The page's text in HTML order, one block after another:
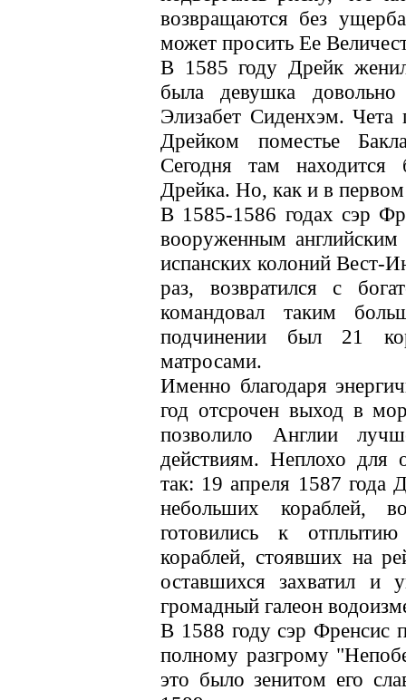
возвращаются без
может просить Ее
В 1585 году Дрейк
была девушка
Элизабет Сиденхэм. Чета
Дрейком поместье
Сегодня там
Дрейка. Но, как и в
В 1585-1586 годах сэр
вооруженным
испанских колоний Вест-
раз, возвратился с
командовал таким
подчинении был 21
матросами.
Именно благодаря
год отсрочен выход в
позволило Англии
действиям. Неплохо для
так: 19 апреля 1587 года
небольших кораблей,
готовились к
кораблей, стоявших на
оставшихся захватил
громадный галеон
В 1588 году сэр Френсис
полному разгрому
это было зенитом его